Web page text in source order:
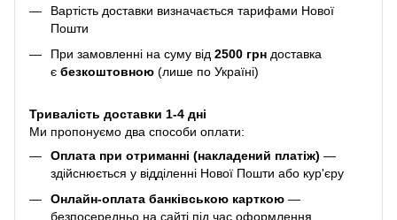
Вартість доставки визначається тарифами Нової
Пошти
При замовленні на суму від 2500 грн доставка
є безкоштовною (лише по Україні)
Тривалість доставки 1-4 дні
Ми пропонуємо два способи оплати:
Оплата при отриманні (накладений платіж) —
здійснюється у відділенні Нової Пошти або кур'єру
Онлайн-оплата банківською карткою —
безпосередньо на сайті під час оформлення